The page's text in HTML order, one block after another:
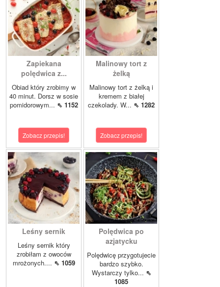
Zapiekana
polędwica z...
Obiad który zrobimy w
40 minut. Dorsz w sosie
pomidorowym... ⇖ 1152
Zobacz przepis!
Malinowy tort z
żelką
Malinowy tort z żelką i
kremem z białej
czekolady. W... ⇖ 1282
Zobacz przepis!
Leśny sernik
Leśny sernik który
zrobiłam z owoców
mrożonych.... ⇖ 1059
Polędwica po
azjatycku
Polędwicę przygotujecie
bardzo szybko.
Wystarczy tylko... ⇖
1085